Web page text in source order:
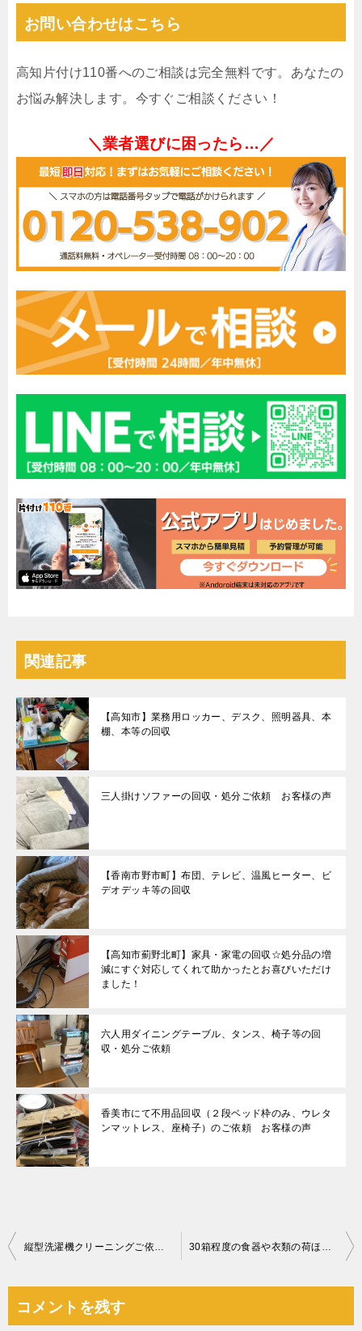
お問い合わせはこちら
高知片付け110番へのご相談は完全無料です。あなたの
お悩み解決します。今すぐご相談ください！
＼業者選びに困ったら…／
関連記事
【高知市】業務用ロッカー、デスク、照明器具、本
棚、本等の回収
三人掛けソファーの回収・処分ご依頼 お客様の声
【香南市野市町】布団、テレビ、温風ヒーター、ビ
デオデッキ等の回収
【高知市薊野北町】家具・家電の回収☆処分品の増
減にすぐ対応してくれて助かったとお喜びいただけ
ました！
六人用ダイニングテーブル、タンス、椅子等の回
収・処分ご依頼
香美市にて不用品回収（２段ベッド枠のみ、ウレタ
ンマットレス、座椅子）のご依頼 お客様の声
投
ビ
コメントを残す